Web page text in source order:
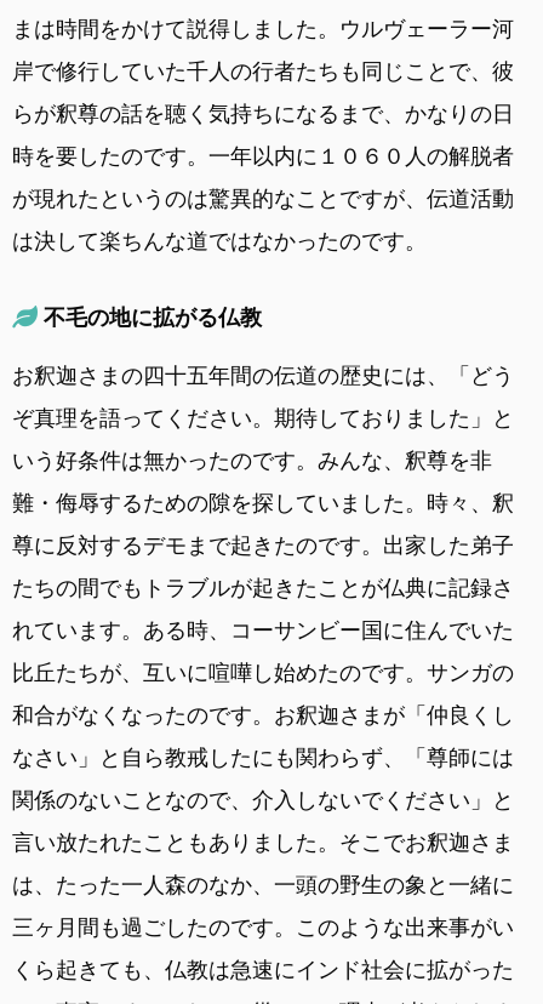
まは時間をかけて説得しました。ウルヴェーラー河
岸で修行していた千人の行者たちも同じことで、彼
らが釈尊の話を聴く気持ちになるまで、かなりの日
時を要したのです。一年以内に１０６０人の解脱者
が現れたというのは驚異的なことですが、伝道活動
は決して楽ちんな道ではなかったのです。
不毛の地に拡がる仏教
お釈迦さまの四十五年間の伝道の歴史には、「どう
ぞ真理を語ってください。期待しておりました」と
いう好条件は無かったのです。みんな、釈尊を非
難・侮辱するための隙を探していました。時々、釈
尊に反対するデモまで起きたのです。出家した弟子
たちの間でもトラブルが起きたことが仏典に記録さ
れています。ある時、コーサンビー国に住んでいた
比丘たちが、互いに喧嘩し始めたのです。サンガの
和合がなくなったのです。お釈迦さまが「仲良くし
なさい」と自ら教戒したにも関わらず、「尊師には
関係のないことなので、介入しないでください」と
言い放たれたこともありました。そこでお釈迦さま
は、たった一人森のなか、一頭の野生の象と一緒に
三ヶ月間も過ごしたのです。このような出来事がい
くら起きても、仏教は急速にインド社会に拡がった